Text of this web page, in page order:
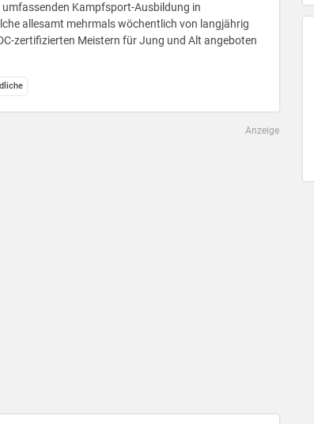
Kampfsport-Ausbildung in
allesamt mehrmals wöchentlich von langjährig
zertifizierten Meistern für Jung und Alt angeboten
Anzeige